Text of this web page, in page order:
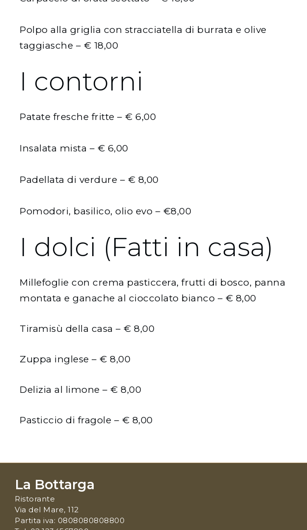
Polpo alla griglia con stracciatella di burrata e olive
taggiasche – € 18,00
I contorni
Patate fresche fritte – € 6,00
Insalata mista – € 6,00
Padellata di verdure – € 8,00
Pomodori, basilico, olio evo – €8,00
I dolci (Fatti in casa)
Millefoglie con crema pasticcera, frutti di bosco, panna
montata e ganache al cioccolato bianco – € 8,00
Tiramisù della casa – € 8,00
Zuppa inglese – € 8,00
Delizia al limone – € 8,00
Pasticcio di fragole – € 8,00
La Bottarga
Ristorante
Via del Mare, 112
Partita iva: 0808080808800